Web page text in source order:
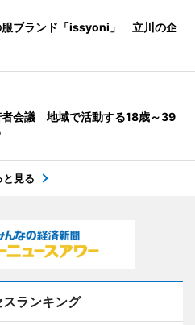
服ブランド「issyoni」 立川の企
者会議 地域で活動する18歳～39
と見る
スランキング